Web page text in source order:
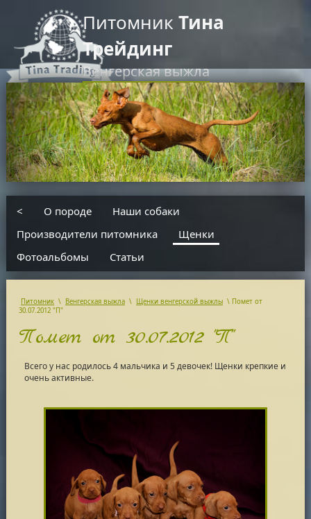
Питомник Тина
Трейдинг
Венгерская выжла
RU EN
введите текст для поиска
< О породе
Наши собаки
Производители питомника
Щенки
Фотоальбомы
Статьи
Питомник \ Венгерская выжла \ Щенки венгерской выжлы \ Помет от
30.07.2012 "П"
Помет от 30.07.2012 "П"
Всего у нас родилось 4 мальчика и 5 девочек! Щенки крепкие и
очень активные.